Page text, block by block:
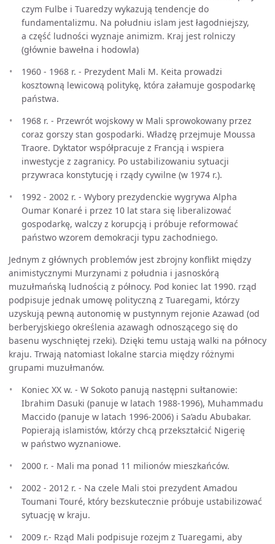
czym Fulbe i Tuaredzy wykazują tendencje do
fundamentalizmu. Na południu islam jest łagodniejszy,
a część ludności wyznaje animizm. Kraj jest rolniczy
(głównie bawełna i hodowla)
1960 - 1968 r. - Prezydent Mali M. Keita prowadzi
kosztowną lewicową politykę, która załamuje gospodarkę
państwa.
1968 r. - Przewrót wojskowy w Mali sprowokowany przez
coraz gorszy stan gospodarki. Władzę przejmuje Moussa
Traore. Dyktator współpracuje z Francją i wspiera
inwestycje z zagranicy. Po ustabilizowaniu sytuacji
przywraca konstytucję i rządy cywilne (w 1974 r.).
1992 - 2002 r. - Wybory prezydenckie wygrywa Alpha
Oumar Konaré i przez 10 lat stara się liberalizować
gospodarkę, walczy z korupcją i próbuje reformować
państwo wzorem demokracji typu zachodniego.
Jednym z głównych problemów jest zbrojny konflikt między
animistycznymi Murzynami z południa i jasnoskórą
muzułmańską ludnością z północy. Pod koniec lat 1990. rząd
podpisuje jednak umowę polityczną z Tuaregami, którzy
uzyskują pewną autonomię w pustynnym rejonie Azawad (od
berberyjskiego określenia azawagh odnoszącego się do
basenu wyschniętej rzeki). Dzięki temu ustają walki na północy
kraju. Trwają natomiast lokalne starcia między różnymi
grupami muzułmanów.
Koniec XX w. - W Sokoto panują następni sułtanowie:
Ibrahim Dasuki (panuje w latach 1988-1996), Muhammadu
Maccido (panuje w latach 1996-2006) i Sa’adu Abubakar.
Popierają islamistów, którzy chcą przekształcić Nigerię
w państwo wyznaniowe.
2000 r. - Mali ma ponad 11 milionów mieszkańców.
2002 - 2012 r. - Na czele Mali stoi prezydent Amadou
Toumani Touré, który bezskutecznie próbuje ustabilizować
sytuację w kraju.
2009 r.- Rząd Mali podpisuje rozejm z Tuaregami, aby